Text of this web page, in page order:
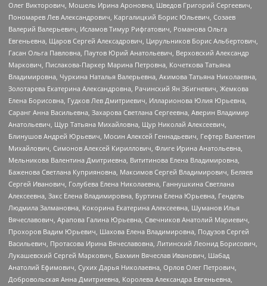
Олег Викторович, Мошель Ирина Ароновна, Шведов Григорий Сергеевич,
Пономарев Лев Александрович, Каргалицкий Борис Юльевич, Созаев
Валерий Валерьевич, Исламов Тимур Рифгатович, Романова Ольга
Евгеньевна, Щаров Сергей Алексадрович, Цирульников Борис Альбертович,
Гасан Ольга Павловна, Паутов Юрий Анатольевич, Верховский Александр
Маркович, Пислакова-Паркер Марина Петровна, Кочеткова Татьяна
Владимировна, Чуркина Наталья Валерьевна, Акимова Татьяна Николаевна,
Золотарева Екатерина Александровна, Рачинский Ян Збигневич, Жемкова
Елена Борисовна, Гудков Лев Дмитриевич, Илларионова Юлия Юрьевна,
Саранг Анна Васильевна, Захарова Светлана Сергеевна, Аверин Владимир
Анатольевич, Щур Татьяна Михайловна, Щур Николай Алексеевич,
Блинушов Андрей Юрьевич, Мосин Алексей Геннадьевич, Гефтер Валентин
Михайлович, Симонов Алексей Кириллович, Флиге Ирина Анатольевна,
Мельникова Валентина Дмитриевна, Вититинова Елена Владимировна,
Баженова Светлана Куприяновна, Максимов Сергей Владимирович, Беляев
Сергей Иванович, Голубева Елена Николаевна, Ганнушкина Светлана
Алексеевна, Закс Елена Владимировна, Буртина Елена Юрьевна, Гендель
Людмила Залмановна, Кокорина Екатерина Алексеевна, Шуманов Илья
Вячеславович, Арапова Галина Юрьевна, Свечников Анатолий Мариевич,
Прохоров Вадим Юрьевич, Шахова Елена Владимировна, Подузов Сергей
Васильевич, Протасова Ирина Вячеславовна, Литинский Леонид Борисович,
Лукашевский Сергей Маркович, Бахмин Вячеслав Иванович, Шабад
Анатолий Ефимович, Сухих Дарья Николаевна, Орлов Олег Петрович,
Добровольская Анна Дмитриевна, Королева Александра Евгеньевна,